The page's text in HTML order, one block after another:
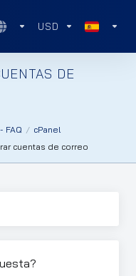
USD
DE
FAQ
cPanel
cuentas de correo